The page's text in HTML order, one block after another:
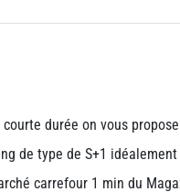
durée on vous
de type de S+1
carrefour 1 min du